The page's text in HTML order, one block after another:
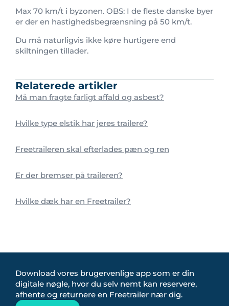
Max 70 km/t i byzonen. OBS: I de fleste danske byer
er der en hastighedsbegrænsning på 50 km/t.
Du må naturligvis ikke køre hurtigere end
skiltningen tillader.
Relaterede artikler
Må man fragte farligt affald og asbest?
Hvilke type elstik har jeres trailere?
Freetraileren skal efterlades pæn og ren
Er der bremser på traileren?
Hvilke dæk har en Freetrailer?
Download vores brugervenlige app som er din
digitale nøgle, hvor du selv nemt kan reservere,
afhente og returnere en Freetrailer nær dig.